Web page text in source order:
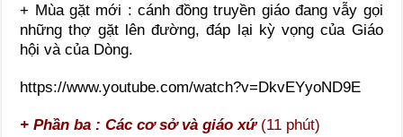
+ Mùa gặt mới : cánh đồng truyền giáo đang vẫy gọi
những thợ gặt lên đường, đáp lại kỳ vọng của Giáo
hội và của Dòng.
https://www.youtube.com/watch?v=DkvEYyoND9E
+ Phần ba : Các cơ sở và giáo xứ (11 phút)